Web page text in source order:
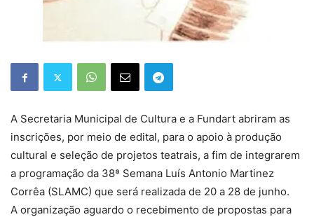
A Secretaria Municipal de Cultura e a Fundart abriram as
inscrições, por meio de edital, para o apoio à produção
cultural e seleção de projetos teatrais, a fim de integrarem
a programação da 38ª Semana Luís Antonio Martinez
Corrêa (SLAMC) que será realizada de 20 a 28 de junho.
A organização aguardo o recebimento de propostas para